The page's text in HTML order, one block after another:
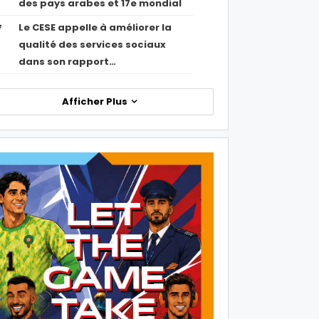
des pays arabes et 17e mondial
Le CESE appelle à améliorer la
qualité des services sociaux
dans son rapport…
Afficher Plus